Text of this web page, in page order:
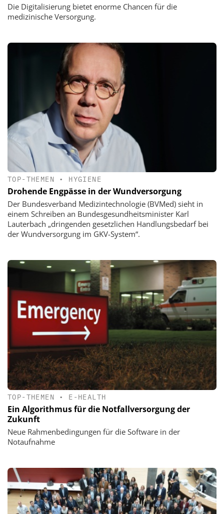
Die Digitalisierung bietet enorme Chancen für die
medizinische Versorgung.
TOP-THEMEN • HYGIENE
Drohende Engpässe in der Wundversorgung
Der Bundesverband Medizintechnologie (BVMed) sieht in
einem Schreiben an Bundesgesundheitsminister Karl
Lauterbach „dringenden gesetzlichen Handlungsbedarf bei
der Wundversorgung im GKV-System“.
TOP-THEMEN • E-HEALTH
Ein Algorithmus für die Notfall­versorgung der
Zukunft
Neue Rahmenbedingungen für die Software in der
Notaufnahme